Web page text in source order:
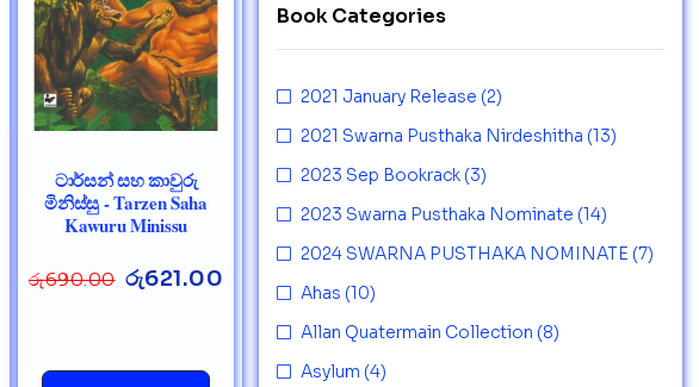
ටාර්සන් සහ කාවුරු
මිනිස්සු - Tarzen Saha
Kawuru Minissu
රු690.00 රු621.00
Book Categories
2021 January Release (2)
2021 Swarna Pusthaka Nirdeshitha (13)
2023 Sep Bookrack (3)
2023 Swarna Pusthaka Nominate (14)
2024 SWARNA PUSTHAKA NOMINATE (7)
Ahas (10)
Allan Quatermain Collection (8)
Asylum (4)